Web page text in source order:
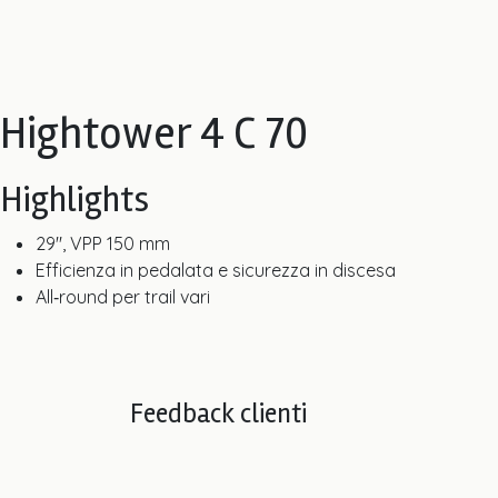
Hightower 4 C 70
Highlights
29", VPP 150 mm
Efficienza in pedalata e sicurezza in discesa
All‑round per trail vari
Feedback clienti